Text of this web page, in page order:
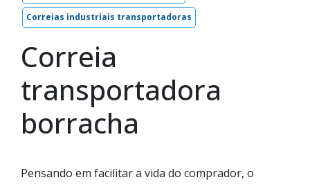
Correias industriais transportadoras
Correia
transportadora
borracha
Pensando em facilitar a vida do comprador, o